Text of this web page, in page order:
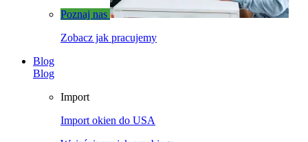
Poznaj nas
Zobacz jak pracujemy
Blog
Blog
Import
Import okien do USA